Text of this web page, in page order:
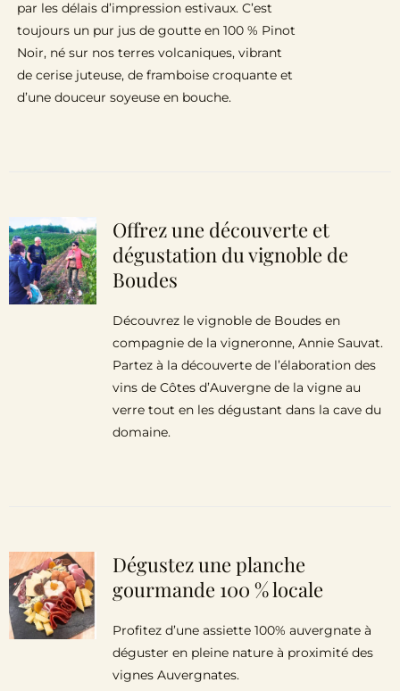
par les délais d’impression estivaux. C’est
toujours un pur jus de goutte en 100 % Pinot
Noir, né sur nos terres volcaniques, vibrant
de cerise juteuse, de framboise croquante et
d’une douceur soyeuse en bouche.
Offrez une découverte et
dégustation du vignoble de
Boudes
Découvrez le vignoble de Boudes en
compagnie de la vigneronne, Annie Sauvat.
Partez à la découverte de l’élaboration des
vins de Côtes d’Auvergne de la vigne au
verre tout en les dégustant dans la cave du
domaine.
Dégustez une planche
gourmande 100 % locale
Profitez d’une assiette 100% auvergnate à
déguster en pleine nature à proximité des
vignes Auvergnates.